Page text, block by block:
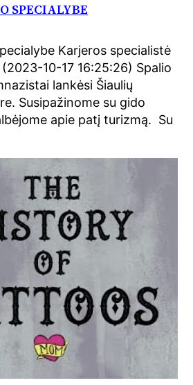
SPECIALYBE
Karjeros specialistė
10-17 16:25:26) Spalio
lankėsi Šiaulių
Susipažinome su gido
apie patį turizmą. Su